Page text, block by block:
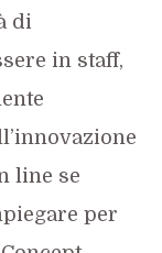
di
in staff,
line se
per